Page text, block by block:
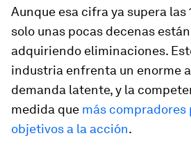
Aunque esa cifra ya supera las
solo unas pocas decenas
adquiriendo eliminaciones.
industria enfrenta un enorme
demanda latente, y la
medida que más compradores
objetivos a la acción.